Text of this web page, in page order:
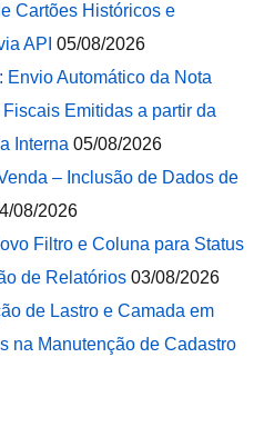
Cartões Históricos e
API 05/08/2026
Envio Automático da Nota
Emitidas a partir da
Interna 05/08/2026
– Inclusão de Dados de
08/2026
Filtro e Coluna para Status
de Relatórios 03/08/2026
de Lastro e Camada em
na Manutenção de Cadastro